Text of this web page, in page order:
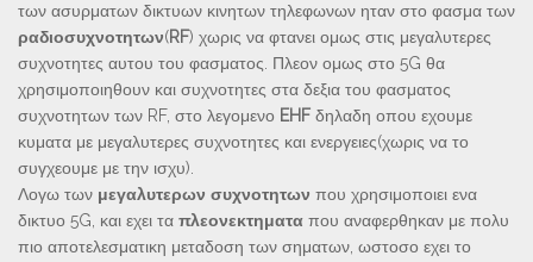
των ασυρματων δικτυων κινητων τηλεφωνων ηταν στο φασμα των
ραδιοσυχνοτητων(RF) χωρις να φτανει ομως στις μεγαλυτερες
συχνοτητες αυτου του φασματος. Πλεον ομως στο 5G θα
χρησιμοποιηθουν και συχνοτητες στα δεξια του φασματος
συχνοτητων των RF, στο λεγομενο EHF δηλαδη οπου εχουμε
κυματα με μεγαλυτερες συχνοτητες και ενεργειες(χωρις να το
συγχεουμε με την ισχυ).
Λογω των μεγαλυτερων συχνοτητων που χρησιμοποιει ενα
δικτυο 5G, και εχει τα πλεονεκτηματα που αναφερθηκαν με πολυ
πιο αποτελεσματικη μεταδοση των σηματων, ωστοσο εχει το